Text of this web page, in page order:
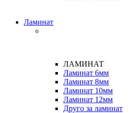
Ламинат
ЛАМИНАТ
Ламинат 6мм
Ламинат 8мм
Ламинат 10мм
Ламинат 12мм
Друго за ламинат